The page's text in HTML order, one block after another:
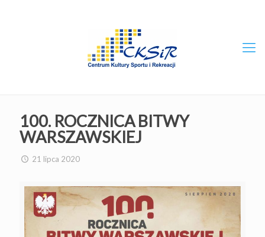
100. ROCZNICA BITWY
WARSZAWSKIEJ
21 lipca 2020